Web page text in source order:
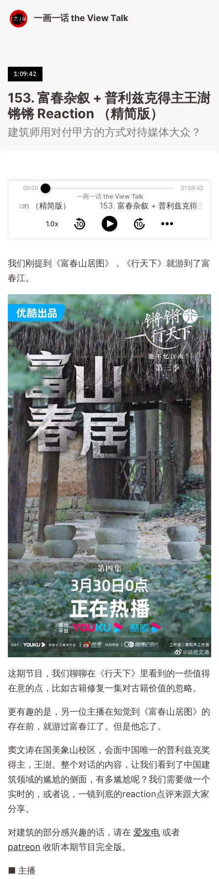
一画一话 the View Talk
1:09:42
153. 富春杂叙 + 普利兹克得主王澍
锵锵 Reaction （精简版）
建筑师用对付甲方的方式对待媒体大众？
一画一话 the View Talk
（精简版）
1.0x
00:00 01:09:42
我们刚提到《富春山居图》，《行天下》就游到了富
春江。
这期节目，我们聊聊在《行天下》里看到的一些值得
在意的点，比如古籍修复一集对古籍价值的忽略。
更有趣的是，另一位主播在知觉到《富春山居图》的
存在前，就游过富春江了。但是他忘了。
窦文涛在国美象山校区，会面中国唯一的普利兹克奖
得主，王澍。整个对话的内容，让我们看到了中国建
筑领域的尴尬的侧面，有多尴尬呢？我们需要做一个
实时的，或者说，一镜到底的reaction点评来跟大家
分享。
对建筑的部分感兴趣的话，请在 爱发电 或者
patreon 收听本期节目完全版。
■ 主播